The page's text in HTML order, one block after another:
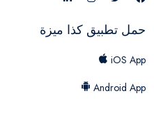
حمل تطبيق كذا ميزة
iOS App
Android App